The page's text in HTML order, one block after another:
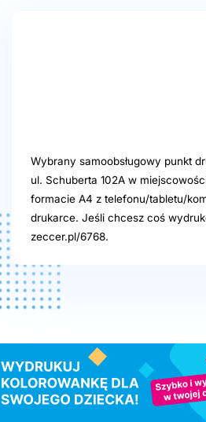
Wybrany samoobsługowy punkt
ul. Schuberta 102A w
formacie A4 z telefonu/tabletu/
drukarce. Jeśli chcesz coś
zeccer.pl/6768.